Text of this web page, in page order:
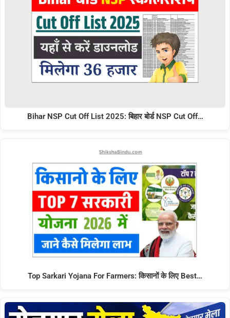
Bihar NSP Cut Off List 2025: बिहार बोर्ड NSP Cut Off…
Top Sarkari Yojana For Farmers: किसानों के लिए Best…